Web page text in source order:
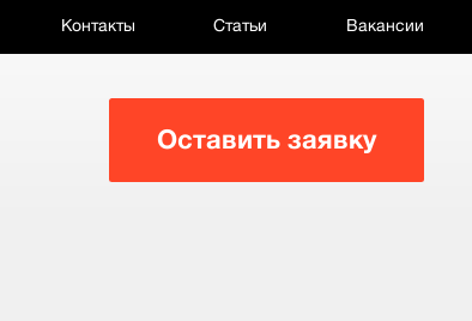
Контакты Статьи Вакансии
Оставить заявку